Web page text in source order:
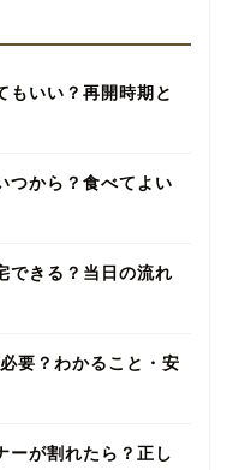
もいい？再開時期と
つから？食べてよい
できる？当日の流れ
要？わかること・安
ーが割れたら？正し